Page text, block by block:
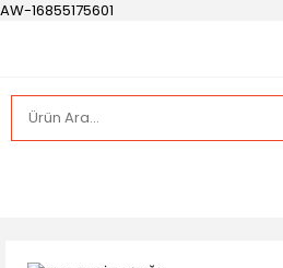
AW-16855175601